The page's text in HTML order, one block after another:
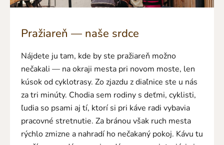
Pražiareň — naše srdce
Nájdete ju tam, kde by ste pražiareň možno
nečakali — na okraji mesta pri novom moste, len
kúsok od cyklotrasy. Zo zjazdu z diaľnice ste u nás
za tri minúty. Chodia sem rodiny s deťmi, cyklisti,
ľudia so psami aj tí, ktorí si pri káve radi vybavia
pracovné stretnutie. Za bránou však ruch mesta
rýchlo zmizne a nahradí ho nečakaný pokoj. Kávu tu